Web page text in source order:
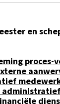
en
proces-
administratief